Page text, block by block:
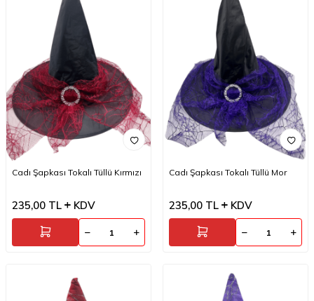
Cadı Şapkası Tokalı Tüllü Kırmızı
235,00 TL KDV
Cadı Şapkası Tokalı Tüllü Mor
235,00 TL KDV